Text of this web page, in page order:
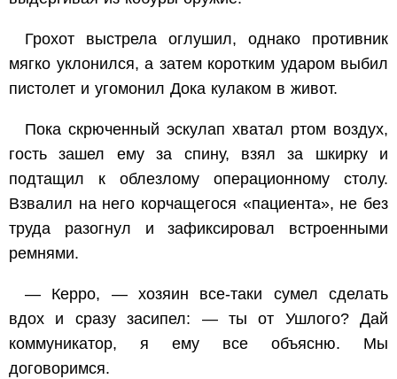
Грохот выстрела оглушил, однако противник
мягко уклонился, а затем коротким ударом выбил
пистолет и угомонил Дока кулаком в живот.
Пока скрюченный эскулап хватал ртом воздух,
гость зашел ему за спину, взял за шкирку и
подтащил к облезлому операционному столу.
Взвалил на него корчащегося «пациента», не без
труда разогнул и зафиксировал встроенными
ремнями.
— Керро, — хозяин все-таки сумел сделать
вдох и сразу засипел: — ты от Ушлого? Дай
коммуникатор, я ему все объясню. Мы
договоримся.